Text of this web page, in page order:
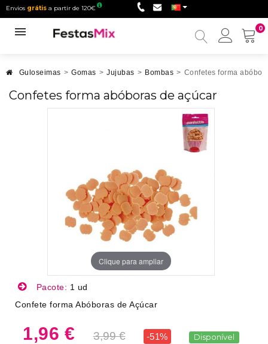
Envios grátis a partir de 120€
0
Minha
Guloseimas > Gomas > Jujubas > Bombas > Confetes forma
Confetes forma abóboras de açúcar
Clique para ampliar
Pacote: 1 ud
Confete forma Abóboras de Açúcar
1,96 € 3,99 € -51% Disponível